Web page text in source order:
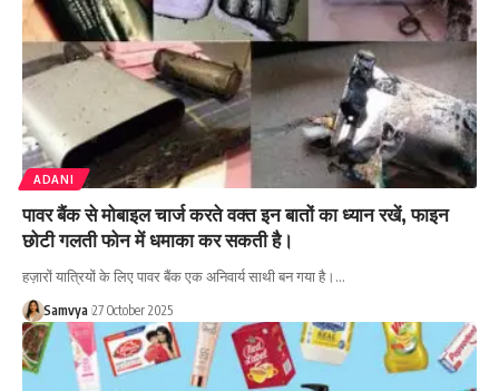
ADANI
पावर बैंक से मोबाइल चार्ज करते वक्त इन बातों का ध्यान रखें, फाइन
छोटी गलती फोन में धमाका कर सकती है।
हज़ारों यात्रियों के लिए पावर बैंक एक अनिवार्य साथी बन गया है।…
Samvya 27 October 2025